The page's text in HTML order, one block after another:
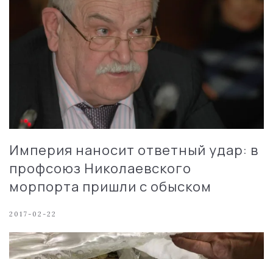
Империя наносит ответный удар: в
профсоюз Николаевского
морпорта пришли с обыском
2017-02-22